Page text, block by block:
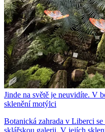
Jinde na světě je neuvidíte. V
sklenění motýlci
Botanická zahrada v Liberci
sklářskou galerii. V jejích